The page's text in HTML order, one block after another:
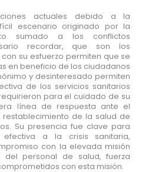
actuales debido a la
escenario originado por la
sumado a los conflictos
recordar, que son los
su esfuerzo permiten que se
en beneficio de los ciudadanos
y desinteresado permiten
de los servicios sanitarios
para el cuidado de su
línea de respuesta ante el
restablecimiento de la salud de
Su presencia fue clave para
efectiva a la crisis sanitaria,
con la elevada misión
del personal de salud, fuerza
con esta misión.